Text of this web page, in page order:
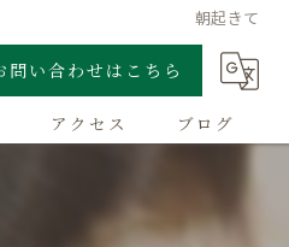
朝起きて
問い合わせはこちら
アクセス ブログ